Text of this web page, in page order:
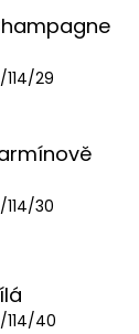
29
30
114/40